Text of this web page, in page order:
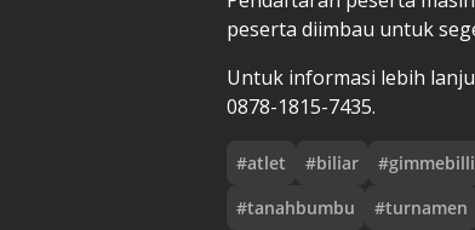
peserta diimbau untuk
Untuk informasi lebih
0878-1815-7435.
#atlet #biliar #
#tanahbumbu #turnamen